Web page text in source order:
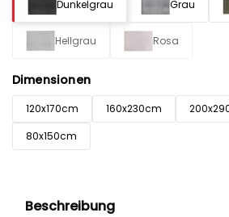
Dunkelgrau Grau
Hellgrau Rosa
Dimensionen
120x170cm 160x230cm
80x150cm
Beschreibung